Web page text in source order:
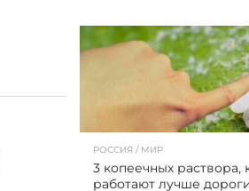
РОССИЯ / МИР
3 копеечных раствора,
работают лучше